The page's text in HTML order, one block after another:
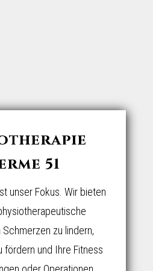
51
unser Fokus. Wir bieten
Schmerzen zu lindern,
fördern und Ihre Fitness